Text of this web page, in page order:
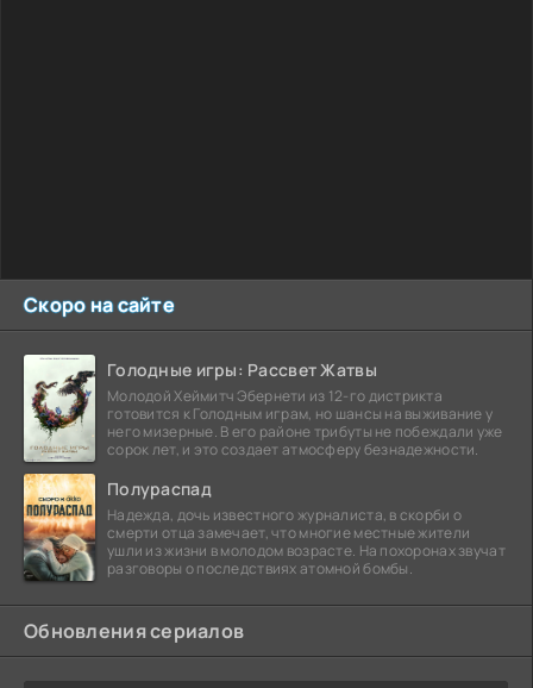
Скоро на сайте
Голодные игры: Рассвет Жатвы
Молодой Хеймитч Эбернети из 12-го дистрикта
готовится к Голодным играм, но шансы на выживание у
него мизерные. В его районе трибуты не побеждали уже
сорок лет, и это создает атмосферу безнадежности.
Полураспад
Надежда, дочь известного журналиста, в скорби о
смерти отца замечает, что многие местные жители
ушли из жизни в молодом возрасте. На похоронах звучат
разговоры о последствиях атомной бомбы.
Обновления сериалов